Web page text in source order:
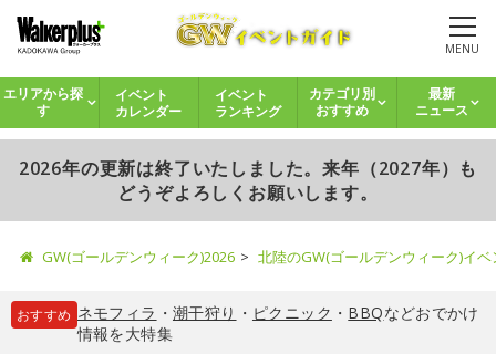
MENU
エリアから探
す
イベント
カレンダー
イベント
ランキング
カテゴリ別
おすすめ
最新
ニュース
2026年の更新は終了いたしました。来年（2027年）も
どうぞよろしくお願いします。
GW(ゴールデンウィーク)2026 北陸のGW(ゴールデンウィーク)イ
おすすめ ネモフィラ ・ 潮干狩り ・ ピクニック ・ BBQなどおでかけ
情報を大特集